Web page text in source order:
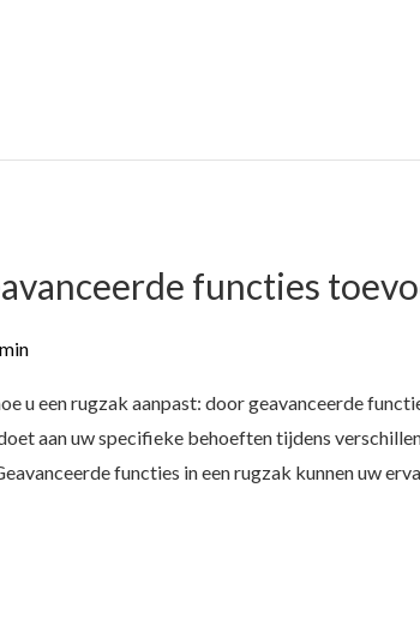
functies
u een rugzak aanpast: door geavanceerde
aan uw specifieke behoeften tijdens
functies in een rugzak kunnen uw